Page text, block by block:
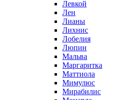
Левкой
Лен
Лианы
Лихнис
Лобелия
Люпин
Мальва
Маргаритка
Маттиола
Мимулюс
Мирабилис